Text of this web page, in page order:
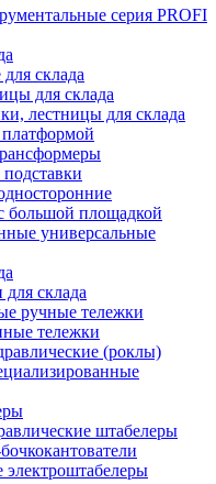
серия PROFI
склада
для склада
лестницы для склада
большой площадкой
универсальные
склада
ручные тележки
тележки
(роклы)
штабелеры